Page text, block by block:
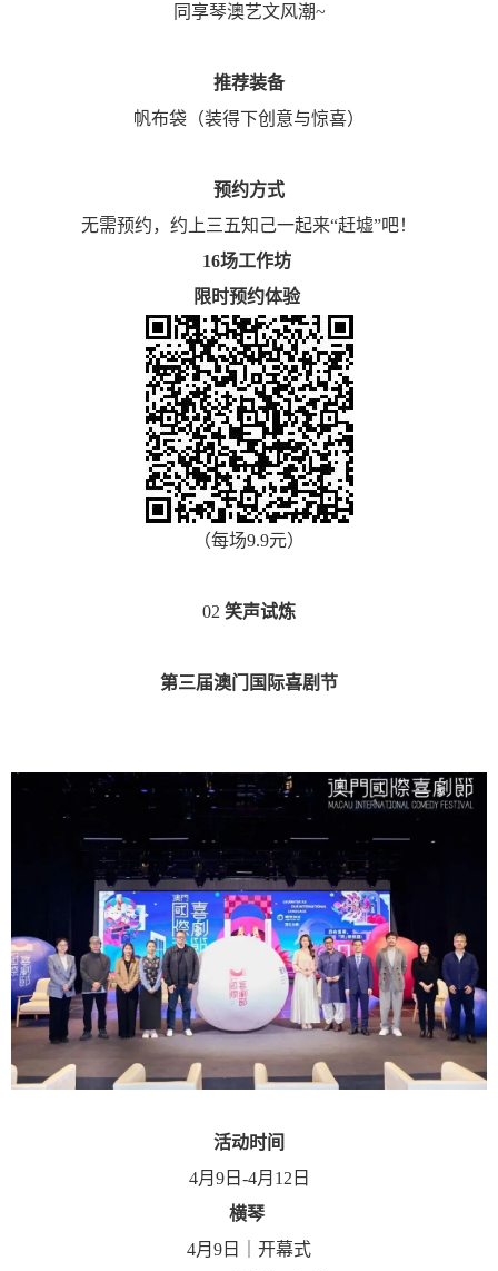
同享琴澳艺文风潮~
推荐装备
帆布袋（装得下创意与惊喜）
预约方式
无需预约，约上三五知己一起来“赶墟”吧！
16场工作坊
限时预约体验
（每场9.9元）
02 笑声试炼
第三届澳门国际喜剧节
活动时间
4月9日-4月12日
横琴
4月9日｜开幕式